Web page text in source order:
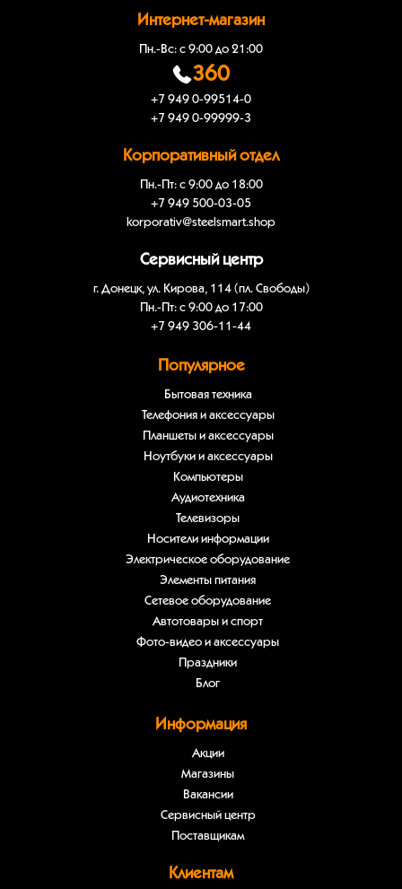
Интернет-магазин
Пн.-Вс: с 9:00 до 21:00
360
+7 949 0-99514-0
+7 949 0-99999-3
Корпоративный отдел
Пн.-Пт: с 9:00 до 18:00
+7 949 500-03-05
korporativ@steelsmart.shop
Сервисный центр
г. Донецк, ул. Кирова, 114 (пл. Свободы)
Пн.-Пт: с 9:00 до 17:00
+7 949 306-11-44
Популярное
Бытовая техника
Телефония и аксессуары
Планшеты и аксессуары
Ноутбуки и аксессуары
Компьютеры
Аудиотехника
Телевизоры
Носители информации
Электрическое оборудование
Элементы питания
Сетевое оборудование
Автотовары и спорт
Фото-видео и аксессуары
Праздники
Блог
Информация
Акции
Магазины
Вакансии
Сервисный центр
Поставщикам
Клиентам